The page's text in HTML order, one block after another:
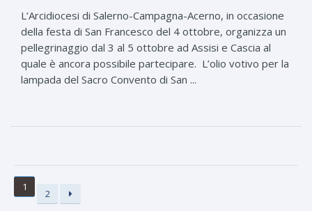
L’Arcidiocesi di Salerno-Campagna-Acerno, in occasione
della festa di San Francesco del 4 ottobre, organizza un
pellegrinaggio dal 3 al 5 ottobre ad Assisi e Cascia al
quale è ancora possibile partecipare. L’olio votivo per la
lampada del Sacro Convento di San ...
1
2